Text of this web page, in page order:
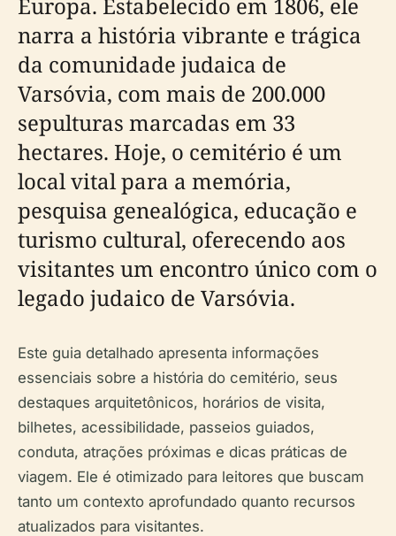
narra a história vibrante e trágica
da comunidade judaica de
Varsóvia, com mais de 200.000
sepulturas marcadas em 33
hectares. Hoje, o cemitério é um
local vital para a memória,
pesquisa genealógica, educação e
turismo cultural, oferecendo aos
visitantes um encontro único com o
legado judaico de Varsóvia.
Este guia detalhado apresenta informações
essenciais sobre a história do cemitério, seus
destaques arquitetônicos, horários de visita,
bilhetes, acessibilidade, passeios guiados,
conduta, atrações próximas e dicas práticas de
viagem. Ele é otimizado para leitores que buscam
tanto um contexto aprofundado quanto recursos
atualizados para visitantes.